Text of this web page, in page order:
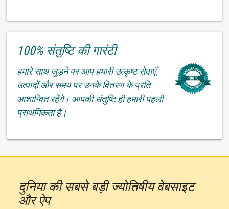
100% संतुष्टि की गारंटी
हमारे साथ जुड़ने पर आप हमारी उत्कृष्ट सेवाएँ,
उत्पादों और समय पर उनके वितरण के प्रति
आशान्वित रहेंगे। आपकी संतुष्टि ही हमारी पहली
प्राथमिकता है।
दुनिया की सबसे बड़ी ज्योतिषीय वेबसाइट
और ऐप